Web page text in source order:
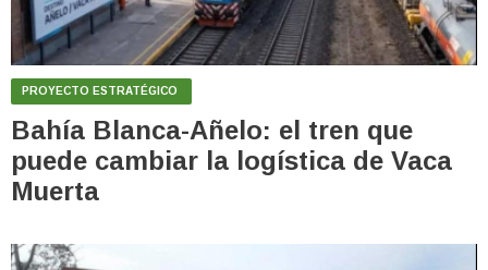
PROYECTO ESTRATÉGICO
Bahía Blanca-Añelo: el tren que
puede cambiar la logística de Vaca
Muerta